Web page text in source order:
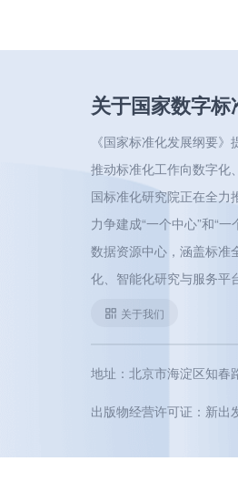
关于国家数字标
《国家标准化发展纲要》
推动标准化工作向数字化
国标准化研究院正在全力
力争建成“一个中心”和“
数据资源中心，涵盖标准
化、智能化研究与服务平
关于我们
地址：北京市海淀区知春
出版物经营许可证：新出